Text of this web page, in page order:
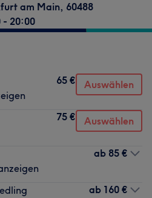
am Main, 60488
- 20:00
65 € Auswählen
75 € Auswählen
ab 85 €
ab 160 €